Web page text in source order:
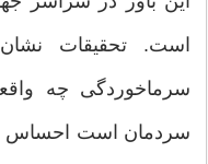
است. تحقیقات
سرماخوردگی چه
سردمان است احساس